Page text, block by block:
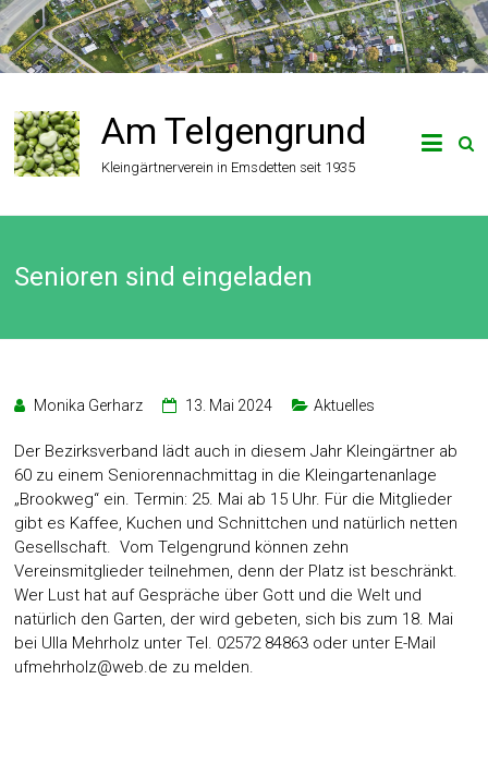
Zum
Inhalt
springen
Am Telgengrund
Kleingärtnerverein in Emsdetten seit 1935
Senioren sind eingeladen
Monika Gerharz 13. Mai 2024 Aktuelles
Der Bezirksverband lädt auch in diesem Jahr Kleingärtner ab
60 zu einem Seniorennachmittag in die Kleingartenanlage
„Brookweg“ ein. Termin: 25. Mai ab 15 Uhr. Für die Mitglieder
gibt es Kaffee, Kuchen und Schnittchen und natürlich netten
Gesellschaft. Vom Telgengrund können zehn
Vereinsmitglieder teilnehmen, denn der Platz ist beschränkt.
Wer Lust hat auf Gespräche über Gott und die Welt und
natürlich den Garten, der wird gebeten, sich bis zum 18. Mai
bei Ulla Mehrholz unter Tel. 02572 84863 oder unter E-Mail
ufmehrholz@web.de zu melden.